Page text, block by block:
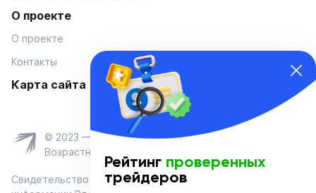
О проекте
О проекте
Контакты
Карта сайта
© 2023 — Coinmania
Возрастное ограничение 16+
Свидетельство о регистрации средства массовой
Рейтинг проверенных
трейдеров